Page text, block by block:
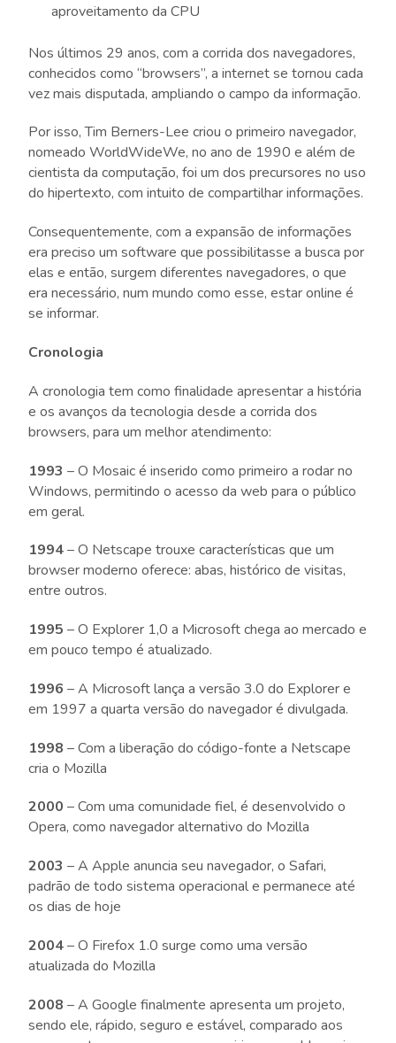
aproveitamento da CPU
Nos últimos 29 anos, com a corrida dos navegadores,
conhecidos como “browsers”, a internet se tornou cada
vez mais disputada, ampliando o campo da informação.
Por isso, Tim Berners-Lee criou o primeiro navegador,
nomeado WorldWideWe, no ano de 1990 e além de
cientista da computação, foi um dos precursores no uso
do hipertexto, com intuito de compartilhar informações.
Consequentemente, com a expansão de informações
era preciso um software que possibilitasse a busca por
elas e então, surgem diferentes navegadores, o que
era necessário, num mundo como esse, estar online é
se informar.
Cronologia
A cronologia tem como finalidade apresentar a história
e os avanços da tecnologia desde a corrida dos
browsers, para um melhor atendimento:
1993 – O Mosaic é inserido como primeiro a rodar no
Windows, permitindo o acesso da web para o público
em geral.
1994– O Netscape trouxe características que um
browser moderno oferece: abas, histórico de visitas,
entre outros.
1995 – O Explorer 1,0 a Microsoft chega ao mercado e
em pouco tempo é atualizado.
1996 – A Microsoft lança a versão 3.0 do Explorer e
em 1997 a quarta versão do navegador é divulgada.
1998 – Com a liberação do código-fonte a Netscape
cria o Mozilla
2000 – Com uma comunidade fiel, é desenvolvido o
Opera, como navegador alternativo do Mozilla
2003 – A Apple anuncia seu navegador, o Safari,
padrão de todo sistema operacional e permanece até
os dias de hoje
2004– O Firefox 1.0 surge como uma versão
atualizada do Mozilla
2008 – A Google finalmente apresenta um projeto,
sendo ele, rápido, seguro e estável, comparado aos